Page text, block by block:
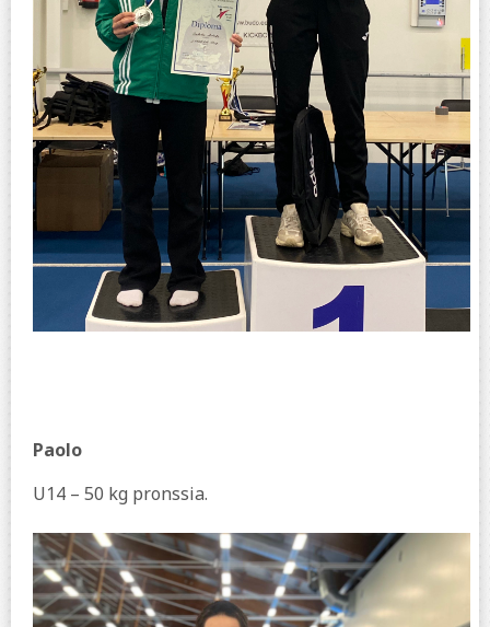
Paolo
U14 – 50 kg pronssia.